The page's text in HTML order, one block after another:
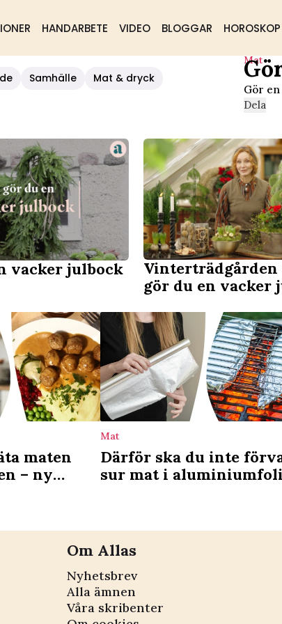
HANDARBETE VIDEO BLOGGAR HOROSKOP
Samhälle Mat & dryck
Mat
Gör en
Dela
vacker julbock
Vinterträdgården
gör du en vacker
maten
– ny
Mat
Därför ska du inte
sur mat i
Om Allas
Nyhetsbrev
Alla ämnen
Våra skribenter